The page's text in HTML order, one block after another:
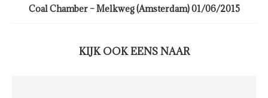
Coal Chamber – Melkweg (Amsterdam) 01/06/2015
KIJK OOK EENS NAAR